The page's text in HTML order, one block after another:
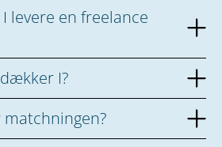
levere en freelance
I?